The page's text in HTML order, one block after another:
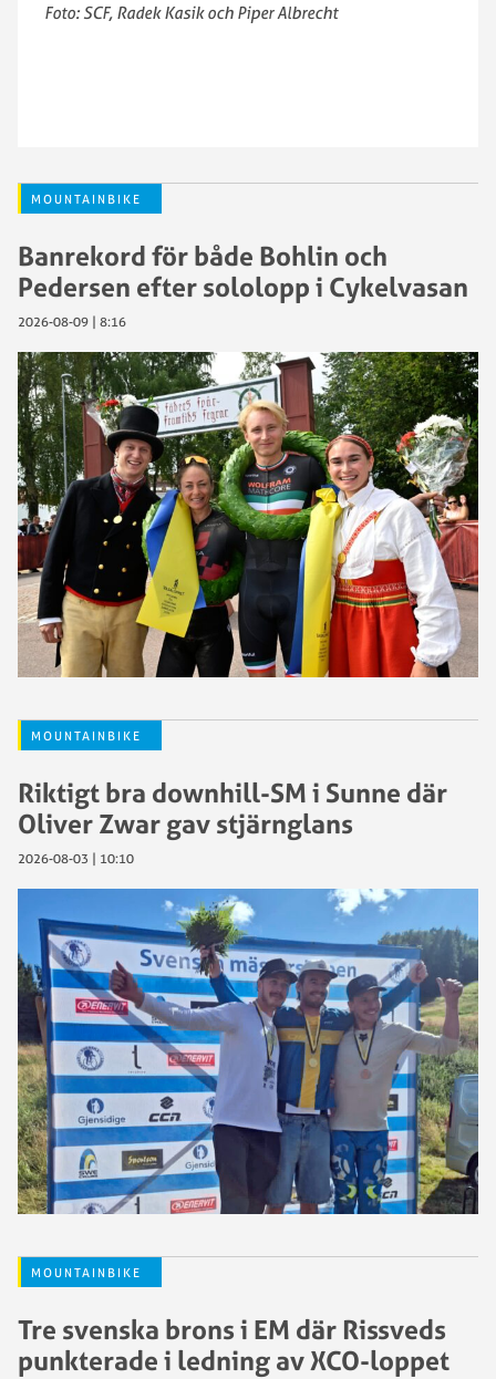
Foto: SCF, Radek Kasik och Piper Albrecht
MOUNTAINBIKE
Banrekord för både Bohlin och
Pedersen efter sololopp i Cykelvasan
2026-08-09 | 8:16
MOUNTAINBIKE
Riktigt bra downhill-SM i Sunne där
Oliver Zwar gav stjärnglans
2026-08-03 | 10:10
MOUNTAINBIKE
Tre svenska brons i EM där Rissveds
punkterade i ledning av XCO-loppet